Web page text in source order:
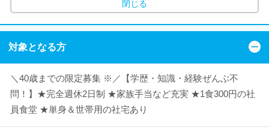
閉じる
対象となる方
＼40歳までの限定募集 ※／【学歴・知識・経験ぜんぶ不
問！】★完全週休2日制 ★家族手当など充実 ★1食300円の社
員食堂 ★単身＆世帯用の社宅あり